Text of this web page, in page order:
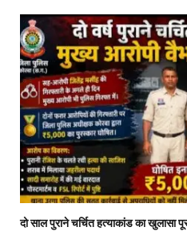
दो साल पुराने चर्चित हत्याकांड का खुलासा